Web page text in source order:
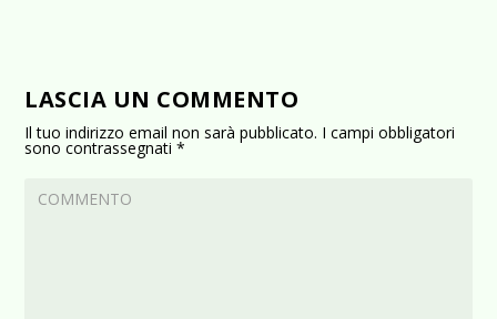
LASCIA UN COMMENTO
Il tuo indirizzo email non sarà pubblicato. I campi obbligatori
sono contrassegnati*